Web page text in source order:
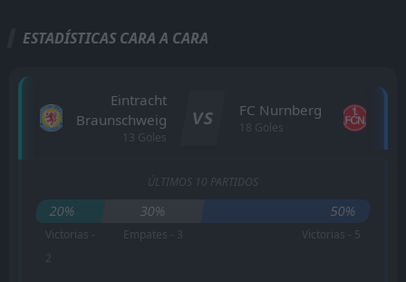
ESTADÍSTICAS CARA A CARA
Eintracht
Braunschweig
13 Goles
VS FC Nurnberg
18 Goles
ÚLTIMOS 10 PARTIDOS
20% 30% 50%
Victorias -
2
Empates - 3 Victorias - 5